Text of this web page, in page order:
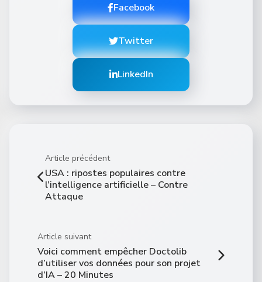
Facebook
Twitter
LinkedIn
Article précédent
USA : ripostes populaires contre
l’intelligence artificielle – Contre
Attaque
Article suivant
Voici comment empêcher Doctolib
d’utiliser vos données pour son projet
d’IA – 20 Minutes